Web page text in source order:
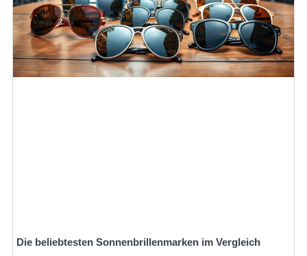
Die beliebtesten Sonnenbrillenmarken im Vergleich